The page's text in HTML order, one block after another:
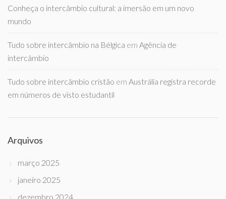
Conheça o intercâmbio cultural: a imersão em um novo
mundo
Tudo sobre intercâmbio na Bélgica em Agência de
intercâmbio
Tudo sobre intercâmbio cristão em Austrália registra recorde
em números de visto estudantil
Arquivos
março 2025
janeiro 2025
dezembro 2024